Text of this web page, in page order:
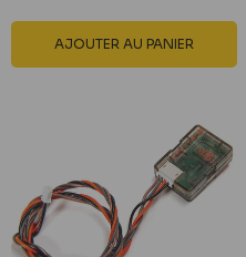
AJOUTER AU PANIER